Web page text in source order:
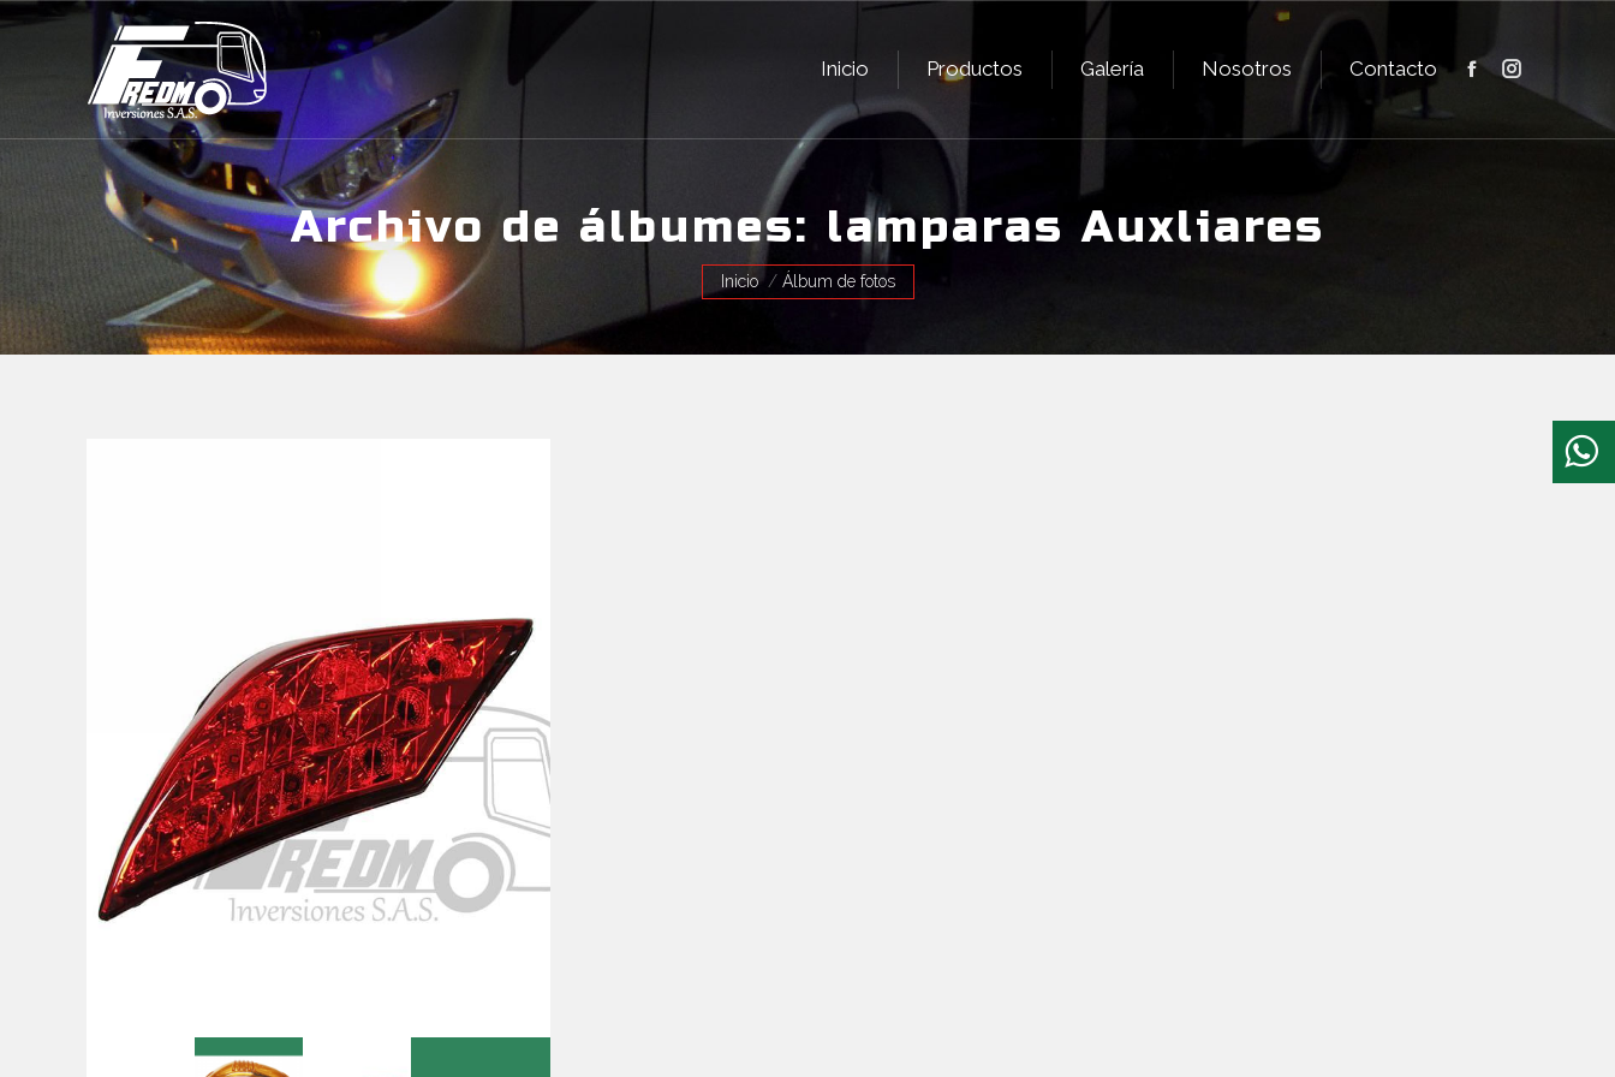
Inicio Productos Galería Nosotros Contacto
FacebookInstagram
Archivo de álbumes: lamparas Auxliares
Estás aquí:
Inicio Álbum de fotos
Galería
Facebook